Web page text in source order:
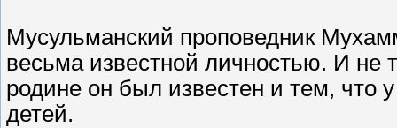
Мусульманский проповедник
весьма известной личностью. И не
родине он был известен и тем, что
детей.